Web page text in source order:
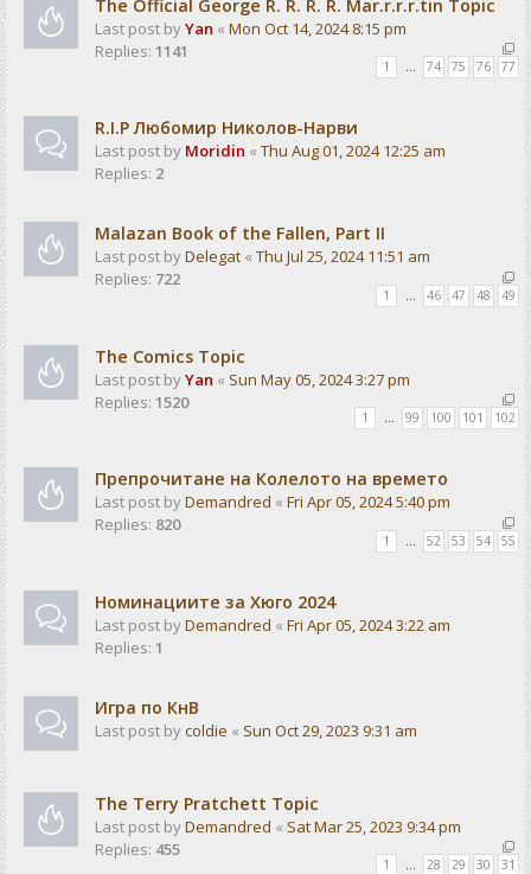
The Official George R. R. R. R. Mar.r.r.r.tin Topic
Last post byYan « Mon Oct 14, 2024 8:15 pm
Replies: 1141
1 … 74 75 76 77
R.I.P Любомир Николов-Нарви
Last post by Moridin « Thu Aug 01, 2024 12:25 am
Replies: 2
Malazan Book of the Fallen, Part II
Last post byDelegat « Thu Jul 25, 2024 11:51 am
Replies: 722
1 46 47 48 49
The Comics Topic
Last post byYan « Sun May 05, 2024 3:27 pm
Replies: 1520
1 … 99 100 101 102
Препрочитане на Колелото на времето
Last post byDemandred « Fri Apr 05, 2024 5:40 pm
Replies: 820
1 52 53 54 55
Номинациите за Хюго 2024
Last post byDemandred « Fri Apr 05, 2024 3:22 am
Replies: 1
Игра по КнВ
Last post bycoldie « Sun Oct 29, 2023 9:31 am
The Terry Pratchett Topic
Last post byDemandred « Sat Mar 25, 2023 9:34 pm
Replies: 455
1 … 28 29 30 31